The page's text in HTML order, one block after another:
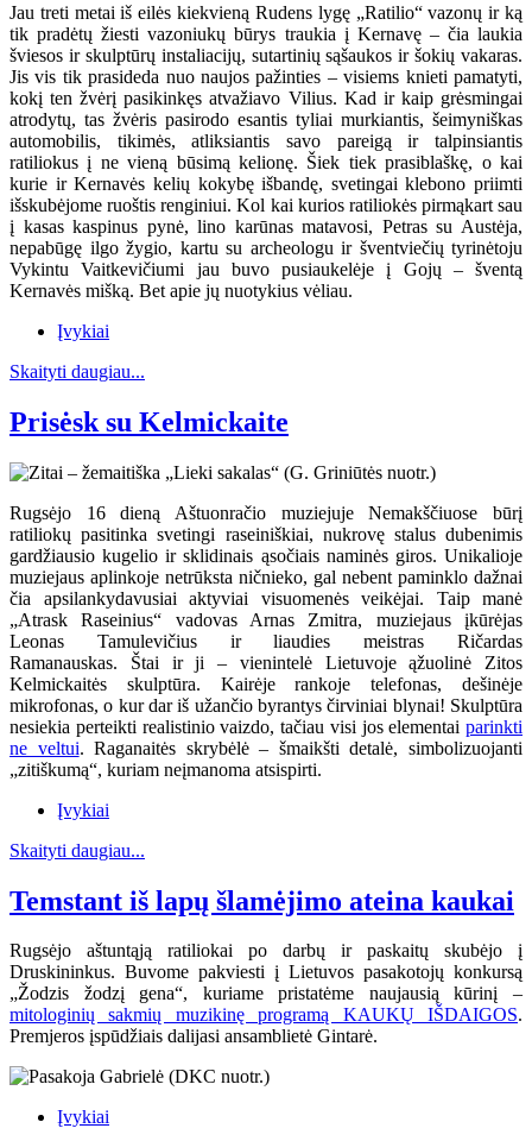
Jau treti metai iš eilės kiekvieną Rudens lygę „Ratilio“ vazonų ir ką
tik pradėtų žiesti vazoniukų būrys traukia į Kernavę – čia laukia
šviesos ir skulptūrų instaliacijų, sutartinių sąšaukos ir šokių vakaras.
Jis vis tik prasideda nuo naujos pažinties – visiems knieti pamatyti,
kokį ten žvėrį pasikinkęs atvažiavo Vilius. Kad ir kaip grėsmingai
atrodytų, tas žvėris pasirodo esantis tyliai murkiantis, šeimyniškas
automobilis, tikimės, atliksiantis savo pareigą ir talpinsiantis
ratiliokus į ne vieną būsimą kelionę. Šiek tiek prasiblaškę, o kai
kurie ir Kernavės kelių kokybę išbandę, svetingai klebono priimti
išskubėjome ruoštis renginiui. Kol kai kurios ratiliokės pirmąkart sau
į kasas kaspinus pynė, lino karūnas matavosi, Petras su Austėja,
nepabūgę ilgo žygio, kartu su archeologu ir šventviečių tyrinėtoju
Vykintu Vaitkevičiumi jau buvo pusiaukelėje į Gojų – šventą
Kernavės mišką. Bet apie jų nuotykius vėliau.
Įvykiai
Skaityti daugiau...
Prisėsk su Kelmickaite
Rugsėjo 16 dieną Aštuonračio muziejuje Nemakščiuose būrį
ratiliokų pasitinka svetingi raseiniškiai, nukrovę stalus dubenimis
gardžiausio kugelio ir sklidinais ąsočiais naminės giros. Unikalioje
muziejaus aplinkoje netrūksta ničnieko, gal nebent paminklo dažnai
čia apsilankydavusiai aktyviai visuomenės veikėjai. Taip manė
„Atrask Raseinius“ vadovas Arnas Zmitra, muziejaus įkūrėjas
Leonas Tamulevičius ir liaudies meistras Ričardas
Ramanauskas. Štai ir ji – vienintelė Lietuvoje ąžuolinė Zitos
Kelmickaitės skulptūra. Kairėje rankoje telefonas, dešinėje
mikrofonas, o kur dar iš užančio byrantys čirviniai blynai! Skulptūra
nesiekia perteikti realistinio vaizdo, tačiau visi jos elementai parinkti
ne veltui. Raganaitės skrybėlė – šmaikšti detalė, simbolizuojanti
„zitiškumą“, kuriam neįmanoma atsispirti.
Įvykiai
Skaityti daugiau...
Temstant iš lapų šlamėjimo ateina kaukai
Rugsėjo aštuntąją ratiliokai po darbų ir paskaitų skubėjo į
Druskininkus. Buvome pakviesti į Lietuvos pasakotojų konkursą
„Žodzis žodzį gena“, kuriame pristatėme naujausią kūrinį –
mitologinių sakmių muzikinę programą KAUKŲ IŠDAIGOS.
Premjeros įspūdžiais dalijasi ansamblietė Gintarė.
Įvykiai